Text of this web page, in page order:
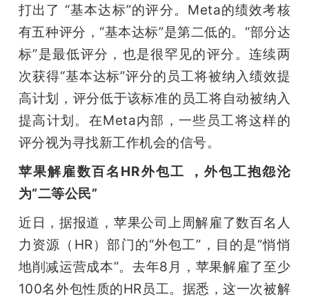
打出了 “基本达标”的评分。Meta的绩效考核
有五种评分，“基本达标”是第二低的。“部分达
标”是最低评分，也是很罕见的评分。连续两
次获得“基本达标”评分的员工将被纳入绩效提
高计划，评分低于该标准的员工将自动被纳入
提高计划。在Meta内部，一些员工将这样的
评分视为寻找新工作机会的信号。
苹果解雇数百名HR外包工 ，外包工抱怨沦
为“二等公民”
近日，据报道，苹果公司上周解雇了数百名人
力资源（HR）部门的“外包工”，目的是“悄悄
地削减运营成本”。去年8月，苹果解雇了至少
100名外包性质的HR员工。据悉，这一次被解